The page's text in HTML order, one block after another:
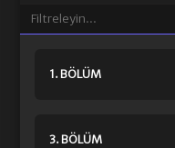
1. BÖLÜM
3. BÖLÜM